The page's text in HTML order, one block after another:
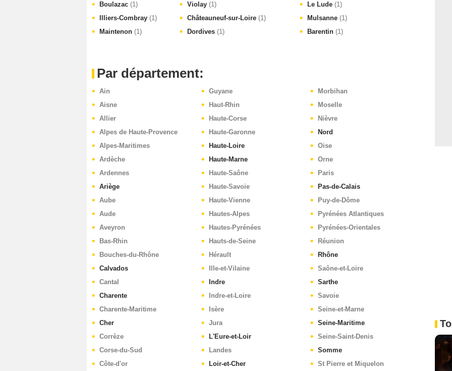
Boulazac (1)
Illiers-Combray (1)
Maintenon (1)
Violay(1)
Châteauneuf-sur-Loire(1)
Dordives(1)
Le Lude(1)
Mulsanne(1)
Barentin(1)
Par département:
Ain
Aisne
Allier
Alpes de Haute-Provence
Alpes-Maritimes
Ardèche
Ardennes
Ariège
Aube
Aude
Aveyron
Bas-Rhin
Bouches-du-Rhône
Calvados
Cantal
Charente
Charente-Maritime
Cher
Corrèze
Corse-du-Sud
Côte-d'or
Guyane
Haut-Rhin
Haute-Corse
Haute-Garonne
Haute-Loire
Haute-Marne
Haute-Saône
Haute-Savoie
Haute-Vienne
Hautes-Alpes
Hautes-Pyrénées
Hauts-de-Seine
Hérault
Ille-et-Vilaine
Indre
Indre-et-Loire
Isère
Jura
L'Eure-et-Loir
Landes
Loir-et-Cher
Morbihan
Moselle
Nièvre
Nord
Oise
Orne
Paris
Pas-de-Calais
Puy-de-Dôme
Pyrénées Atlantiques
Pyrénées-Orientales
Réunion
Rhône
Saône-et-Loire
Sarthe
Savoie
Seine-et-Marne
Seine-Maritime
Seine-Saint-Denis
Somme
St Pierre et Miquelon